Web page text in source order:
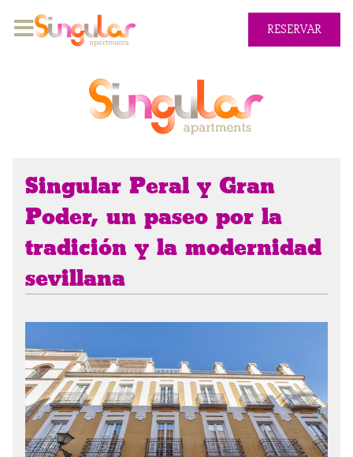
RESERVAR
Singular Peral y Gran
Poder, un paseo por la
tradición y la modernidad
sevillana